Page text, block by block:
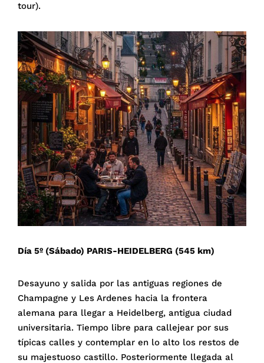
tour).
Día 5º (Sábado) PARIS-HEIDELBERG (545 km)
Desayuno y salida por las antiguas regiones de
Champagne y Les Ardenes hacia la frontera
alemana para llegar a Heidelberg, antigua ciudad
universitaria. Tiempo libre para callejear por sus
típicas calles y contemplar en lo alto los restos de
su majestuoso castillo. Posteriormente llegada al